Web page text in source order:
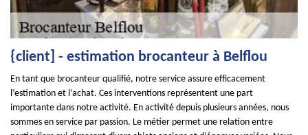
{client] - estimation brocanteur à Belflou
En tant que brocanteur qualifié, notre service assure efficacement
l’estimation et l’achat. Ces interventions représentent une part
importante dans notre activité. En activité depuis plusieurs années, nous
sommes en service par passion. Le métier permet une relation entre